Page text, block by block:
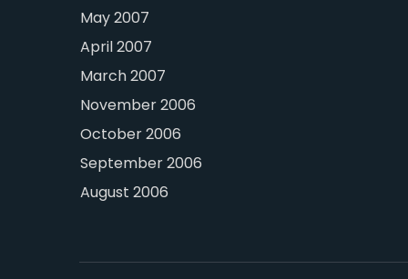
May 2007
April 2007
March 2007
November 2006
October 2006
September 2006
August 2006